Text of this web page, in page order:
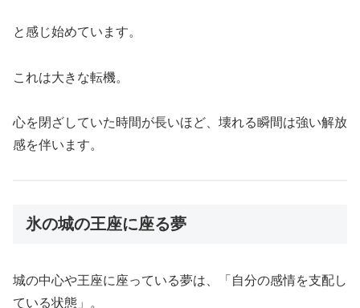
と感じ始めています。
これは大きな転機。
心を閉ざしていた時間が長いほど、壊れる瞬間は強い解放
感を伴います。
氷の城の王座に座る夢
城の中心や王座に座っている夢は、「自分の感情を支配し
ている状態」。